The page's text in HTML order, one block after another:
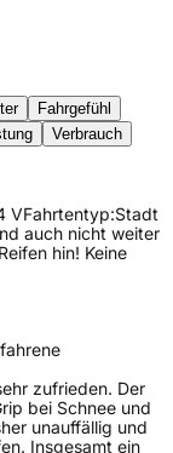
Fahrgefühl
Verbrauch
VFahrtentyp:Stadt
auch nicht weiter
hin! Keine
zufrieden. Der
bei Schnee und
unauffällig und
Insgesamt ein